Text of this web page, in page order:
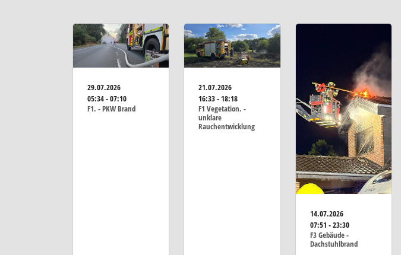
29.07.2026
05:34 - 07:10
F1. - PKW Brand
21.07.2026
16:33 - 18:18
F1 Vegetation. -
unklare
Rauchentwicklung
14.07.2026
07:51 - 23:30
F3 Gebäude -
Dachstuhlbrand